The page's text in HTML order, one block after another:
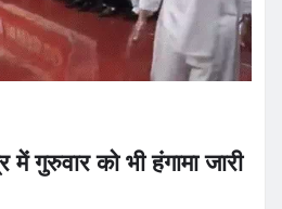
को भी हंगामा जारी